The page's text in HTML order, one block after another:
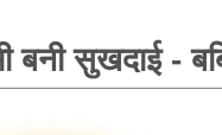
बनी सुखदाई -